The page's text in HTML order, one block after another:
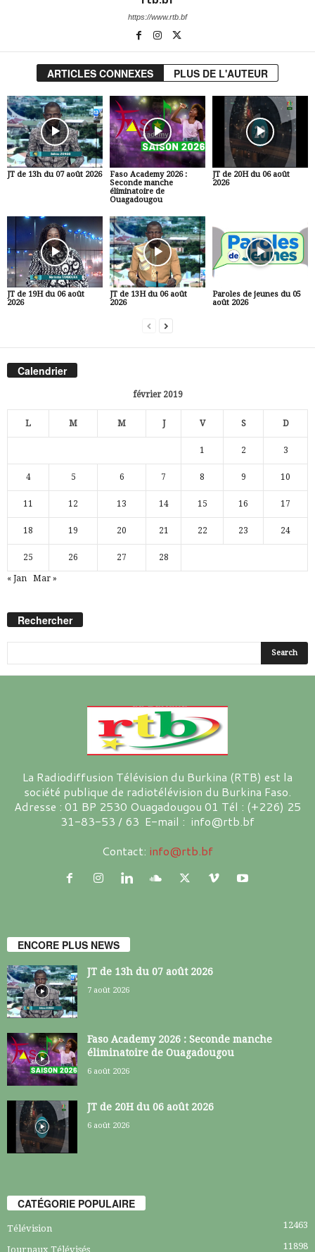
https://www.rtb.bf
ARTICLES CONNEXES PLUS DE L'AUTEUR
JT de 13h du 07 août 2026
Faso Academy 2026 :
Seconde manche
éliminatoire de
Ouagadougou
JT de 20H du 06 août
2026
JT de 19H du 06 août
2026
JT de 13H du 06 août
2026
Paroles de jeunes du 05
août 2026
Calendrier
février 2019
L M M J V S D
1 2 3
4 5 6 7 8 9 10
11 12 13 14 15 16 17
18 19 20 21 22 23 24
25 26 27 28
« Jan Mar »
Rechercher
La Radiodiffusion Télévision du Burkina (RTB) est la
société publique de radiotélévision du Burkina Faso.
Adresse : 01 BP 2530 Ouagadougou 01 Tél : (+226) 25
31-83-53 / 63 E-mail : info@rtb.bf
Contact: info@rtb.bf
ENCORE PLUS NEWS
JT de 13h du 07 août 2026
7 août 2026
Faso Academy 2026 : Seconde manche
éliminatoire de Ouagadougou
6 août 2026
JT de 20H du 06 août 2026
6 août 2026
CATÉGORIE POPULAIRE
Télévision 12463
Journaux Télévisés 11898